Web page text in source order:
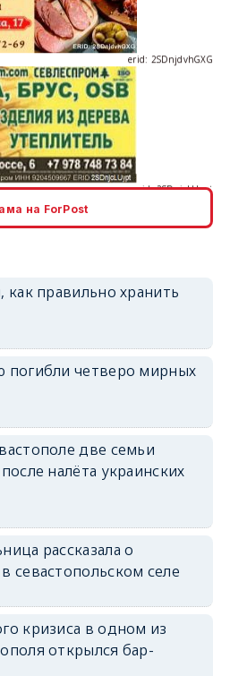
erid: 2SDnjdvhGXG
erid: 2SDnjdvhGXG
на ForPost
как правильно хранить
погибли четверо мирных
две семьи
налёта украинских
рассказала о
севастопольском селе
кризиса в одном из
открылся бар-